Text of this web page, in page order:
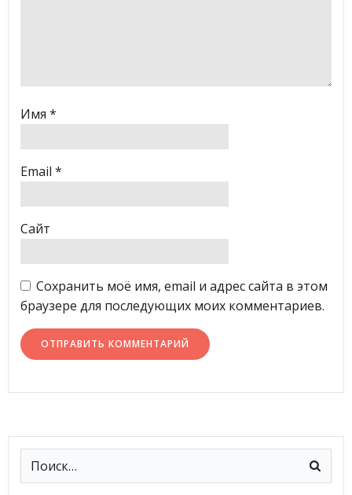
Имя *
Email *
Сайт
Сохранить моё имя, email и адрес сайта в этом
браузере для последующих моих комментариев.